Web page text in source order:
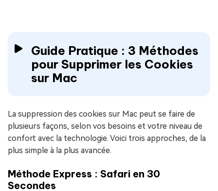
Guide Pratique : 3 Méthodes
pour Supprimer les Cookies
sur Mac
La suppression des cookies sur Mac peut se faire de
plusieurs façons, selon vos besoins et votre niveau de
confort avec la technologie. Voici trois approches, de la
plus simple à la plus avancée.
Méthode Express : Safari en 30
Secondes